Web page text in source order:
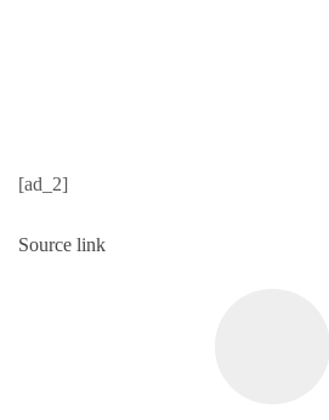
[ad_2]
Source link